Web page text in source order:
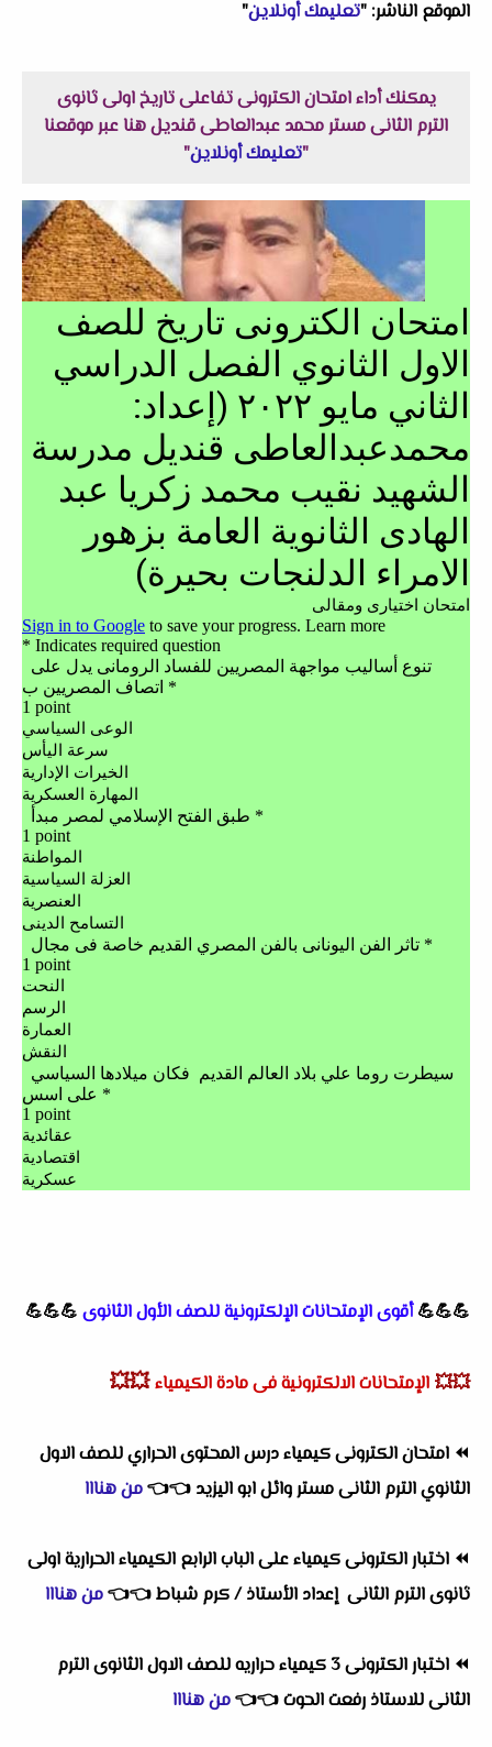
الموقع الناشر: "تعليمك أونلاين"
يمكنك أداء امتحان الكترونى تفاعلى تاريخ اولى ثانوى
الترم الثانى مستر محمد عبدالعاطى قنديل هنا عبر موقعنا
"تعليمك أونلاين"
💪💪💪أقوى الإمتحانات الإلكترونية للصف الأول الثانوى 💪💪💪
💥💥 الإمتحانات الالكترونية فى مادة الكيمياء 💥💥
⏪ امتحان الكترونى كيمياء درس المحتوى الحراري للصف الاول
الثانوي الترم الثانى مستر وائل ابو اليزيد 👈
👈من هنااا
⏪ اختبار الكترونى كيمياء على الباب الرابع الكيمياء الحرارية اولى
ثانوى الترم الثانى إعداد الأستاذ / كرم شباط👈
👈من هنااا
⏪
اختبار الكترونى 3 كيمياء حراريه للصف الاول الثانوى الترم
الثانى للاستاذ رفعت الحوت👈
👈من هنااا